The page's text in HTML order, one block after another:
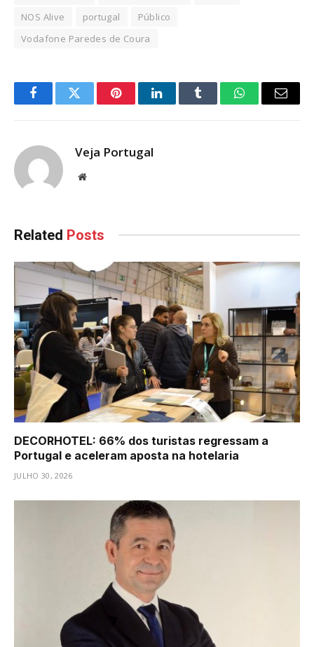
NOS Alive
portugal
Público
Vodafone Paredes de Coura
FacebookTwitter PinterestLinkedInTumblr WhatsAppEmail
Veja Portugal
Website
Related Posts
DECORHOTEL: 66% dos turistas regressam a
Portugal e aceleram aposta na hotelaria
JULHO 30, 2026